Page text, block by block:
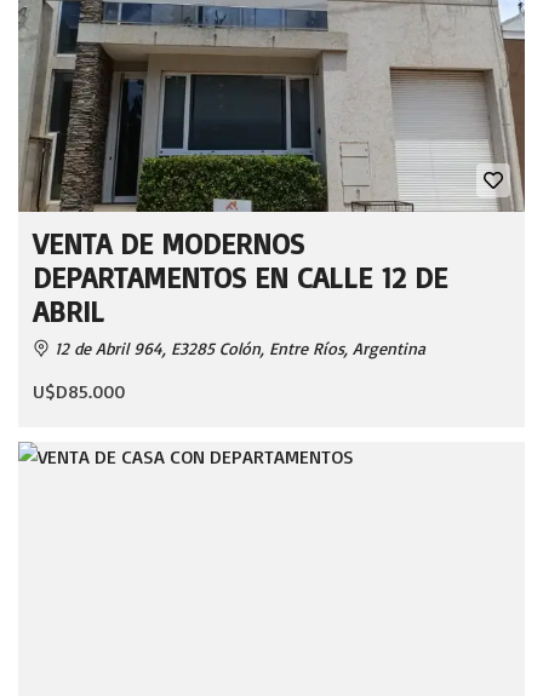
VENTA DE MODERNOS
DEPARTAMENTOS EN CALLE 12 DE
ABRIL
12 de Abril 964, E3285 Colón, Entre Ríos, Argentina
U$D85.000